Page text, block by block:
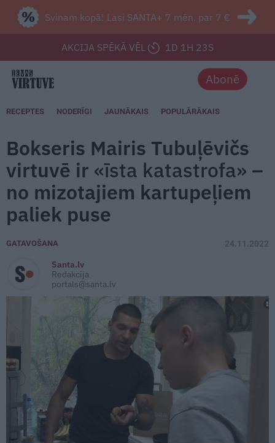
Svinam kopā! Lasi SANTA+ 7 mēn. par 7 €
AKCIJA SPĒKĀ VĒL 1D 1H 21S
Abonē
RECEPTES NODERĪGI JAUNĀKAIS POPULĀRĀKAIS
Bokseris Mairis Tubuļēvičs
virtuvē ir «īsta katastrofa» –
no mizotajiem kartupeļiem
paliek puse
GATAVOŠANA 24.11.2022
Santa.lv
Redakcija
portals@santa.lv